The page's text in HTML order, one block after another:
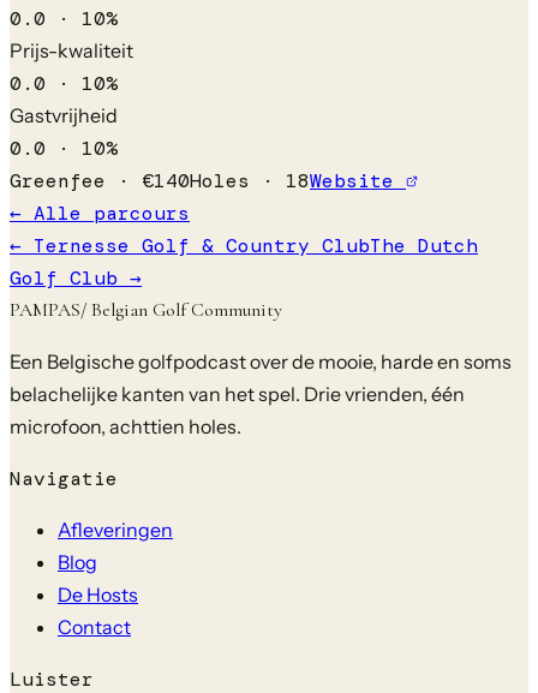
0.0 · 10%
Prijs-kwaliteit
0.0 · 10%
Gastvrijheid
0.0 · 10%
Greenfee · €140Holes · 18Website
← Alle parcours
← Ternesse Golf & Country ClubThe Dutch
Golf Club →
PAMPAS/ Belgian Golf Community
Een Belgische golfpodcast over de mooie, harde en soms
belachelijke kanten van het spel. Drie vrienden, één
microfoon, achttien holes.
Navigatie
Afleveringen
Blog
De Hosts
Contact
Luister